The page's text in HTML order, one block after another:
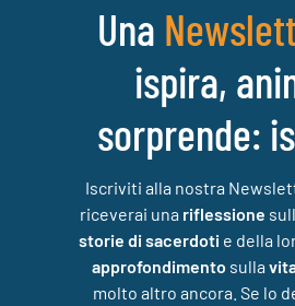
Una
ispira,
sorprende:
Iscriviti alla nostra
riceverai una riflessione
storie di sacerdoti e della
approfondimento sulla
molto altro ancora. Se lo